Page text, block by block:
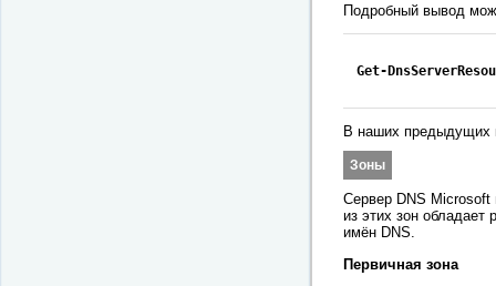
Подробный вывод
Get-
В наших предыдущих
Зоны
Сервер DNS
из этих зон обладает
имён DNS.
Первичная зона